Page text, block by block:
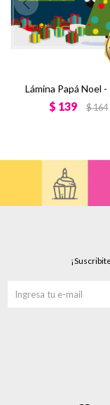
Lámina Papá Noel -
$ 139 $164